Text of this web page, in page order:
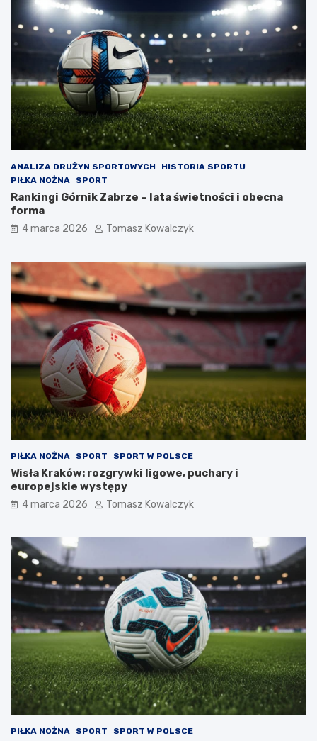
ANALIZA DRUŻYN SPORTOWYCH
HISTORIA SPORTU
PIŁKA NOŻNA
SPORT
Rankingi Górnik Zabrze – lata świetności i obecna
forma
4 marca 2026 Tomasz Kowalczyk
PIŁKA NOŻNA SPORT SPORT W POLSCE
Wisła Kraków: rozgrywki ligowe, puchary i
europejskie występy
4 marca 2026 Tomasz Kowalczyk
PIŁKA NOŻNA SPORT SPORT W POLSCE